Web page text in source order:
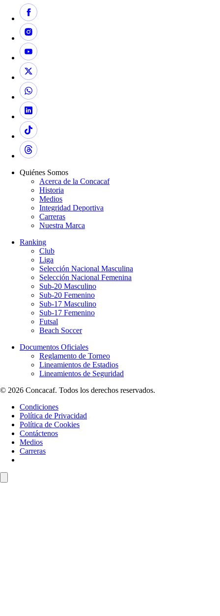
Quiénes Somos
Acerca de la Concacaf
Historia
Medios
Integridad Deportiva
Carreras
Nuestra Marca
Ranking
Club
Liga
Selección Nacional Masculina
Selección Nacional Femenina
Sub-20 Masculino
Sub-20 Femenino
Sub-17 Masculino
Sub-17 Femenino
Futsal
Beach Soccer
Documentos Oficiales
Reglamento de Torneo
Lineamientos de Estadios
Lineamientos de Seguridad
© 2026 Concacaf. Todos los derechos reservados.
Condiciones
Política de Privacidad
Política de Cookies
Contáctenos
Medios
Carreras